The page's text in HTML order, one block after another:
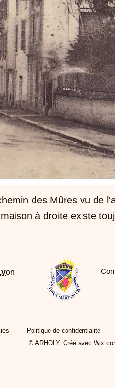
des Mûres vu de
à droite existe
on
Politique de confidentialité
© ARHOLY. Créé avec